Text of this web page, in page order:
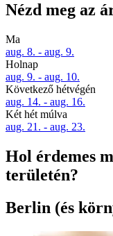
Nézd meg az
Ma
aug. 8. - aug. 9.
Holnap
aug. 9. - aug. 10.
Következő hétvégén
aug. 14. - aug. 16.
Két hét múlva
aug. 21. - aug. 23.
Hol érdemes
területén?
Berlin (és